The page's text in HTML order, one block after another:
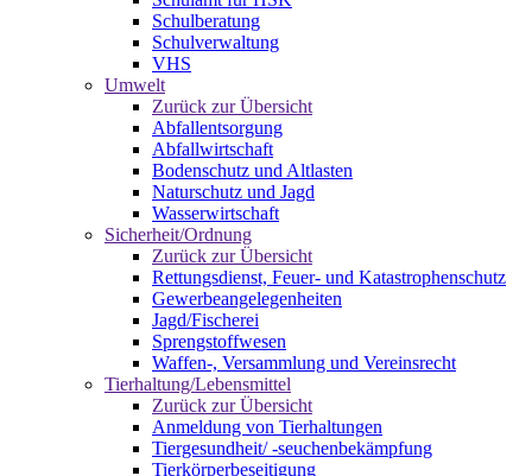
Schulberatung
Schulverwaltung
VHS
Umwelt
Zurück zur Übersicht
Abfallentsorgung
Abfallwirtschaft
Bodenschutz und Altlasten
Naturschutz und Jagd
Wasserwirtschaft
Sicherheit/Ordnung
Zurück zur Übersicht
Rettungsdienst, Feuer- und Katastrophenschutz
Gewerbeangelegenheiten
Jagd/Fischerei
Sprengstoffwesen
Waffen-, Versammlung und Vereinsrecht
Tierhaltung/Lebensmittel
Zurück zur Übersicht
Anmeldung von Tierhaltungen
Tiergesundheit/ -seuchenbekämpfung
Tierkörperbeseitigung